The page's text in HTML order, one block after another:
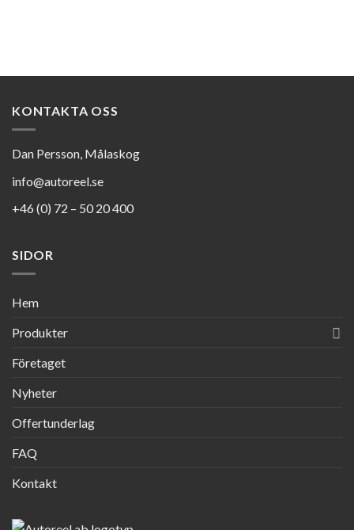
KONTAKTA OSS
Dan Persson, Målaskog
info@autoreel.se
+46 (0) 72 – 50 20 400
SIDOR
Hem
Produkter
Företaget
Nyheter
Offertunderlag
FAQ
Kontakt